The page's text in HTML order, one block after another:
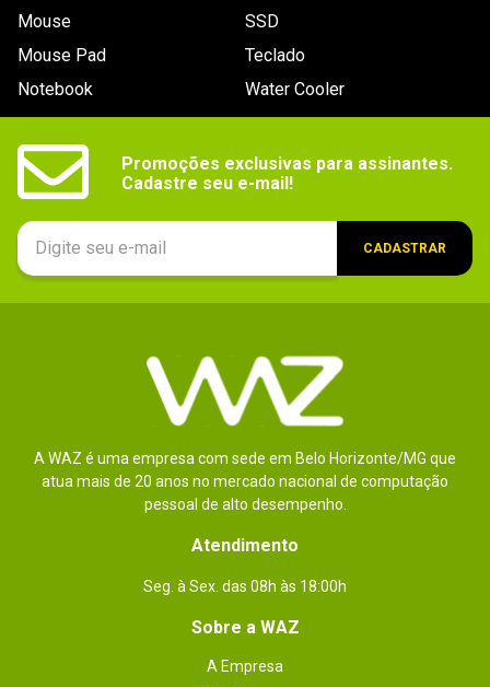
Mouse
Mouse Pad
Notebook
SSD
Teclado
Water Cooler
Promoções exclusivas para assinantes.
Cadastre seu e-mail!
CADASTRAR
A WAZ é uma empresa com sede em Belo Horizonte/MG que
atua mais de 20 anos no mercado nacional de computação
pessoal de alto desempenho.
Atendimento
Seg. à Sex. das 08h às 18:00h
Sobre a WAZ
A Empresa